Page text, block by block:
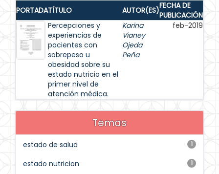
PORTADATÍTULO AUTOR(ES)FECHA DE
PUBLICACIÓN
Percepciones y
experiencias de
pacientes con
sobrepeso u
obesidad sobre su
estado nutricio en el
primer nivel de
atención médica.
Karina
Vianey
Ojeda
Peña
feb-2019
Temas
1
estado de salud
1
estado nutricion